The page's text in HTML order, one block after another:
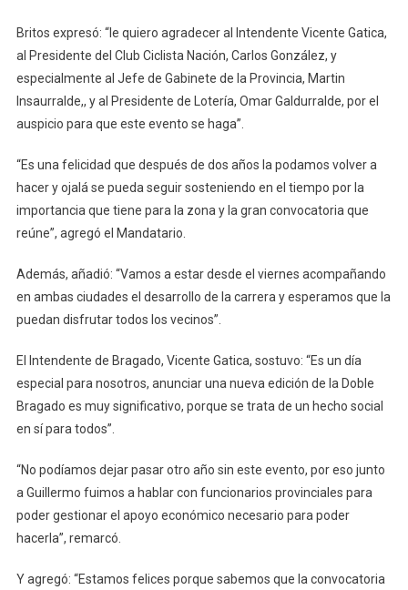
De
Britos expresó: “le quiero agradecer al Intendente Vicente Gatica,
al Presidente del Club Ciclista Nación, Carlos González, y
especialmente al Jefe de Gabinete de la Provincia, Martin
Insaurralde,, y al Presidente de Lotería, Omar Galdurralde, por el
auspicio para que este evento se haga”.
“Es una felicidad que después de dos años la podamos volver a
hacer y ojalá se pueda seguir sosteniendo en el tiempo por la
importancia que tiene para la zona y la gran convocatoria que
reúne”, agregó el Mandatario.
Además, añadió: “Vamos a estar desde el viernes acompañando
en ambas ciudades el desarrollo de la carrera y esperamos que la
puedan disfrutar todos los vecinos”.
El Intendente de Bragado, Vicente Gatica, sostuvo: “Es un día
especial para nosotros, anunciar una nueva edición de la Doble
Bragado es muy significativo, porque se trata de un hecho social
en sí para todos”.
“No podíamos dejar pasar otro año sin este evento, por eso junto
a Guillermo fuimos a hablar con funcionarios provinciales para
poder gestionar el apoyo económico necesario para poder
hacerla”, remarcó.
Y agregó: “Estamos felices porque sabemos que la convocatoria